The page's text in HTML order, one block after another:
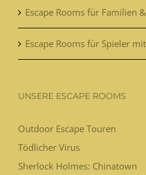
Escape Rooms für Familien
Escape Rooms für Spieler
UNSERE ESCAPE ROOMS
Outdoor Escape Touren
Tödlicher Virus
Sherlock Holmes: Chinatown